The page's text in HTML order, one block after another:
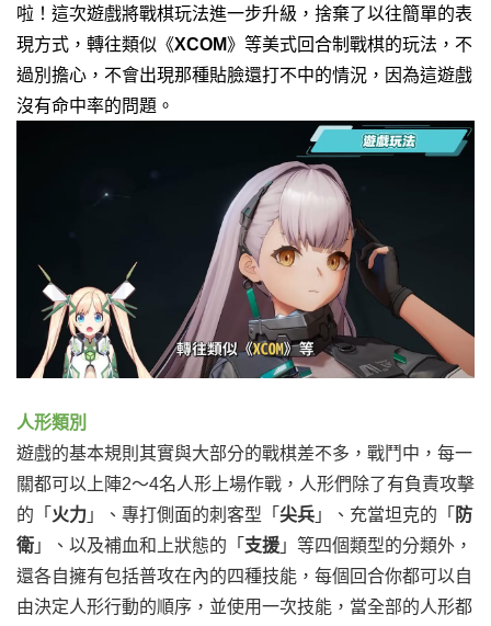
啦！ 這次遊戲將戰棋玩法進一步升級， 捨棄了以往簡單的表
現方式，轉往類似 《XCOM》 等美式回合制戰棋的玩法， 不
過別擔心，不會出現那種貼臉還打不中的情況，因為這遊戲
沒有命中率的問題。
人形類別
遊戲的基本規則其實與大部分的戰棋差不多， 戰鬥中，每一
關都可以上陣2～4名人形上場作戰， 人形們除了有負責攻擊
的「 火力 」、專打側面的刺客型「 尖兵 」、 充當坦克的「 防
衛 」、以及補血和上狀態的「 支援 」等四個類型的分類外，
還各自擁有包括普攻在內的四種技能， 每個回合你都可以自
由決定人形行動的順序，並使用一次技能， 當全部的人形都